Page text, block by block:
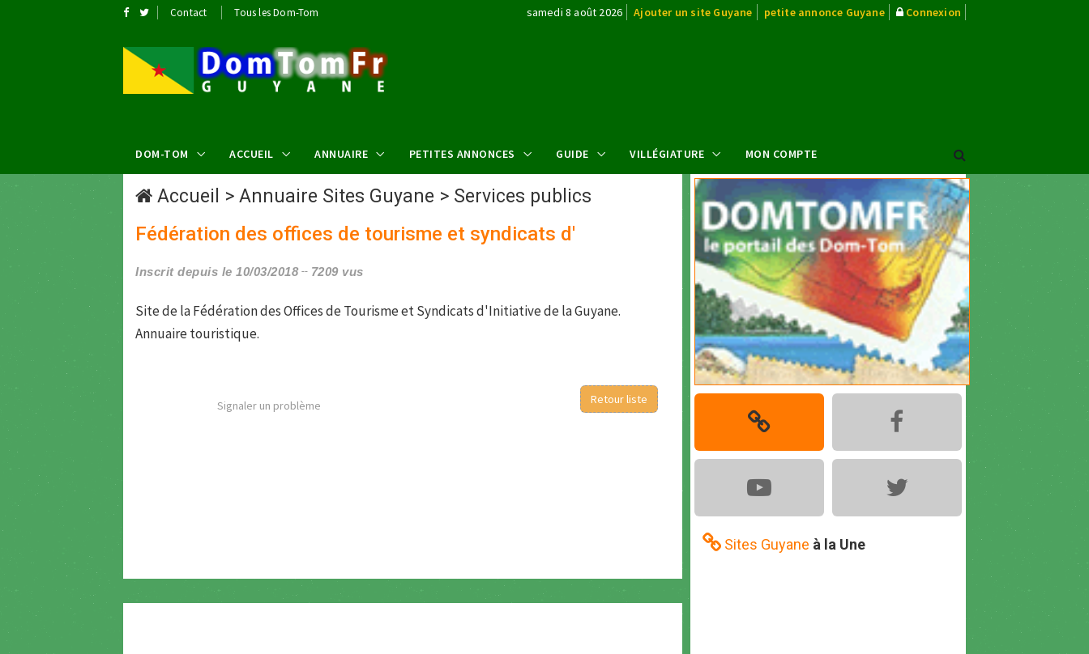
Contact Tous les Dom-Tom samedi 8 août 2026 Ajouter un site Guyane petite annonce Guyane Connexion
DOM-TOM ACCUEIL ANNUAIRE PETITES ANNONCES GUIDE VILLÉGIATURE MON COMPTE
Accueil > Annuaire Sites Guyane > Services publics
Fédération des offices de tourisme et syndicats d'
Inscrit depuis le 10/03/2018 7209 vus
Site de la Fédération des Offices de Tourisme et Syndicats d'Initiative de la Guyane.
Annuaire touristique.
Signaler un problème Retour liste
Sites Guyane à la Une